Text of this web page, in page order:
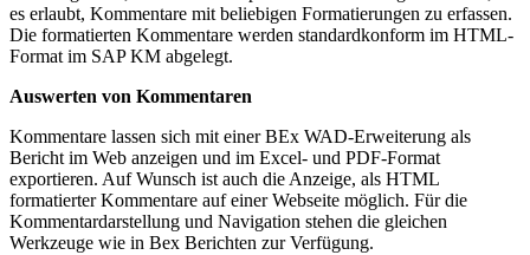
es erlaubt, Kommentare mit beliebigen Formatierungen zu erfassen.
Die formatierten Kommentare werden standardkonform im HTML-
Format im SAP KM abgelegt.
Auswerten von Kommentaren
Kommentare lassen sich mit einer BEx WAD-Erweiterung als
Bericht im Web anzeigen und im Excel- und PDF-Format
exportieren. Auf Wunsch ist auch die Anzeige, als HTML
formatierter Kommentare auf einer Webseite möglich. Für die
Kommentardarstellung und Navigation stehen die gleichen
Werkzeuge wie in Bex Berichten zur Verfügung.